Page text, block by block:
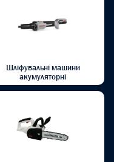
Шліфувальні машини
акумуляторні